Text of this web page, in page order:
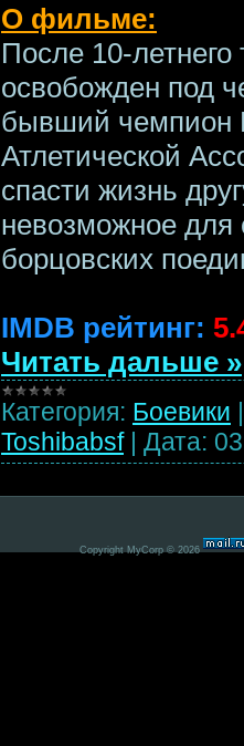
О фильме:
После 10-
освобожден под
бывший чемпион
Атлетической
спасти жизнь
невозможное для
борцовских
IMDB рейтинг:
Читать дальше »
Категория: Боевики
Toshibabsf | Дата:
Copyright MyCorp © 2026